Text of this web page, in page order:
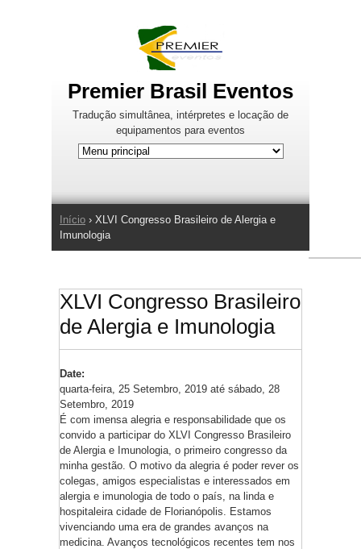
Premier Brasil Eventos
Tradução simultânea, intérpretes e locação de
equipamentos para eventos
Você está aqui
Início › XLVI Congresso Brasileiro de Alergia e
Imunologia
XLVI Congresso Brasileiro
de Alergia e Imunologia
Date:
quarta-feira, 25 Setembro, 2019 até sábado, 28
Setembro, 2019
É com imensa alegria e responsabilidade que os
convido a participar do XLVI Congresso Brasileiro
de Alergia e Imunologia, o primeiro congresso da
minha gestão. O motivo da alegria é poder rever os
colegas, amigos especialistas e interessados em
alergia e imunologia de todo o país, na linda e
hospitaleira cidade de Florianópolis. Estamos
vivenciando uma era de grandes avanços na
medicina. Avanços tecnológicos recentes tem nos